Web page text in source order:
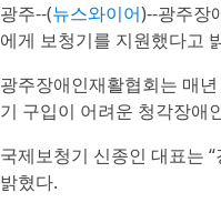
광주--(뉴스와이어)--광주장
에게 보청기를 지원했다고
광주장애인재활협회는 매
기 구입이 어려운 청각장애
국제보청기 신종인 대표는
밝혔다.